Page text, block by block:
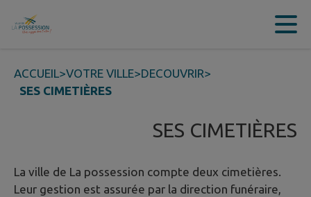
Contenu
ACCUEIL>VOTRE VILLE>DECOUVRIR>
SES CIMETIÈRES
SES CIMETIÈRES
La ville de La possession compte deux cimetières.
Leur gestion est assurée par la direction funéraire,